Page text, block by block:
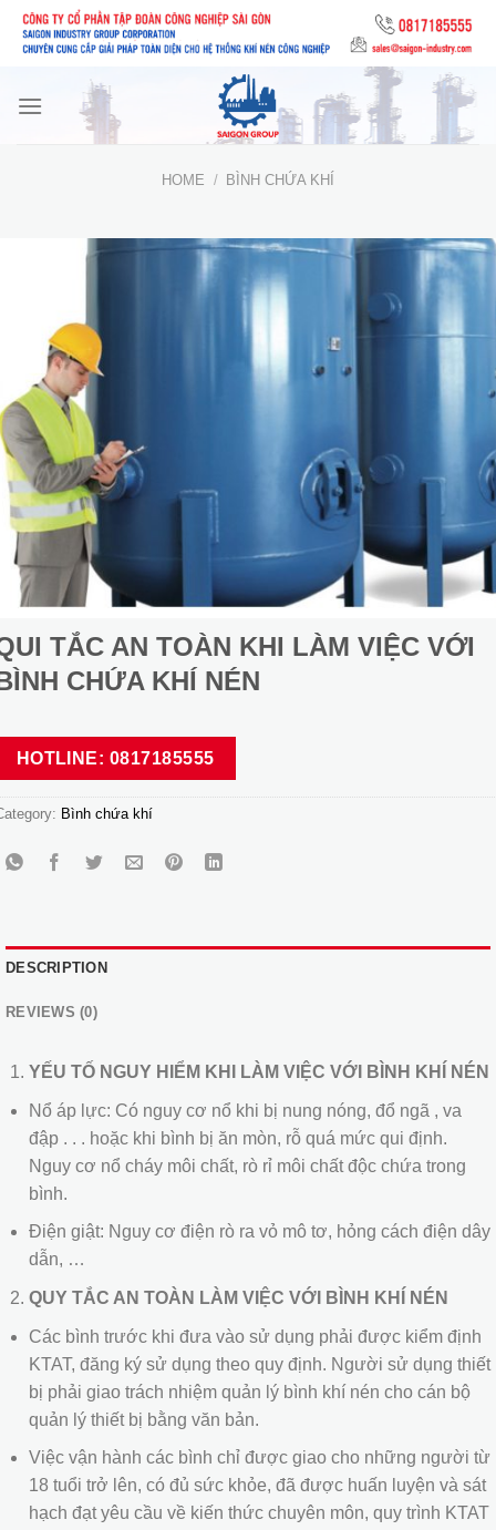
Skip
HOME / BÌNH CHỨA KHÍ
TẮC AN TOÀN KHI LÀM VIỆC VỚI
CHỨA KHÍ NÉN
HOTLINE: 0817185555
Bình chứa khí
DESCRIPTION
REVIEWS (0)
YẾU TỐ NGUY HIỂM KHI LÀM VIỆC VỚI BÌNH KHÍ NÉN
Nổ áp lực: Có nguy cơ nổ khi bị nung nóng, đổ ngã , va
đập . . . hoặc khi bình bị ăn mòn, rỗ quá mức qui định.
Nguy cơ nổ cháy môi chất, rò rỉ môi chất độc chứa trong
bình.
Điện giật: Nguy cơ điện rò ra vỏ mô tơ, hỏng cách điện dây
dẫn, …
QUY TẮC AN TOÀN LÀM VIỆC VỚI BÌNH KHÍ NÉN
Các bình trước khi đưa vào sử dụng phải được kiểm định
KTAT, đăng ký sử dụng theo quy định. Người sử dụng thiết
bị phải giao trách nhiệm quản lý bình khí nén cho cán bộ
quản lý thiết bị bằng văn bản.
Việc vận hành các bình chỉ được giao cho những người từ
18 tuổi trở lên, có đủ sức khỏe, đã được huấn luyện và sát
hạch đạt yêu cầu về kiến thức chuyên môn, quy trình KTAT